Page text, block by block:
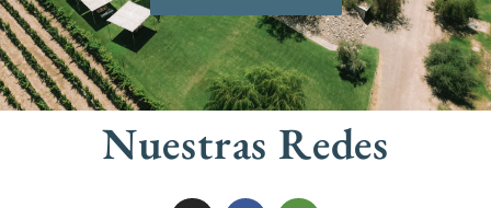
Nuestras Redes